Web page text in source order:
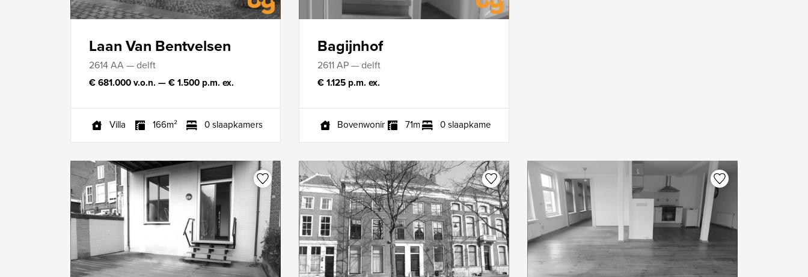
Laan Van Bentvelsen
2614 AA — delft
€ 681.000 v.o.n. — € 1.500 p.m. ex.
Villa 166m² 0 slaapkamers
Bagijnhof
2611 AP — delft
€ 1.125 p.m. ex.
Bovenwoning 71m² 0 slaapkamers